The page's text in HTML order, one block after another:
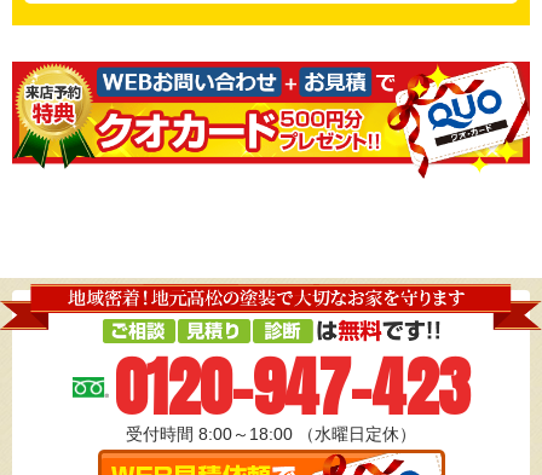
0120-947-423
受付時間 8:00～18:00 （水曜日定休）